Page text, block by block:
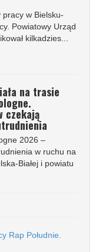
pracy w Bielsku-
Powiatowy Urząd
kilkadzies...
na trasie
czekają
2026 –
w ruchu na
Białej i powiatu
Rap Południe.